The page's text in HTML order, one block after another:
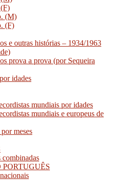
(M)
(F)
e outras histórias – 1934/1963
prova a prova (por Sequeira
idades
mundiais por idades
mundiais e europeus de
meses
combinadas
PORTUGUÊS